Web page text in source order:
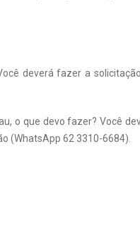
deverá fazer a
o que devo fazer? Você
(WhatsApp 62 3310-6684).